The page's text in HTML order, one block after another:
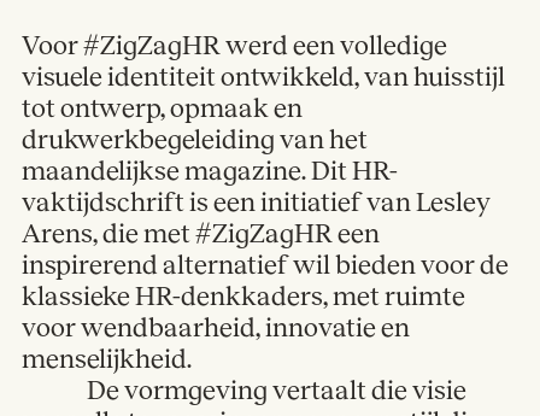
Voor #ZigZagHR werd een volledige
visuele identiteit ontwikkeld, van huisstijl
tot ontwerp, opmaak en
drukwerkbegeleiding van het
maandelijkse magazine. Dit HR-
vaktijdschrift is een initiatief van Lesley
Arens, die met #ZigZagHR een
inspirerend alternatief wil bieden voor de
klassieke HR-denkkaders, met ruimte
voor wendbaarheid, innovatie en
menselijkheid.
De vormgeving vertaalt die visie